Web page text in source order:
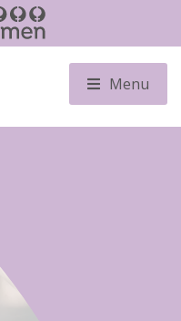
Menu